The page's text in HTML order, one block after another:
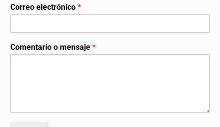
Correo electrónico *
Comentario o mensaje *